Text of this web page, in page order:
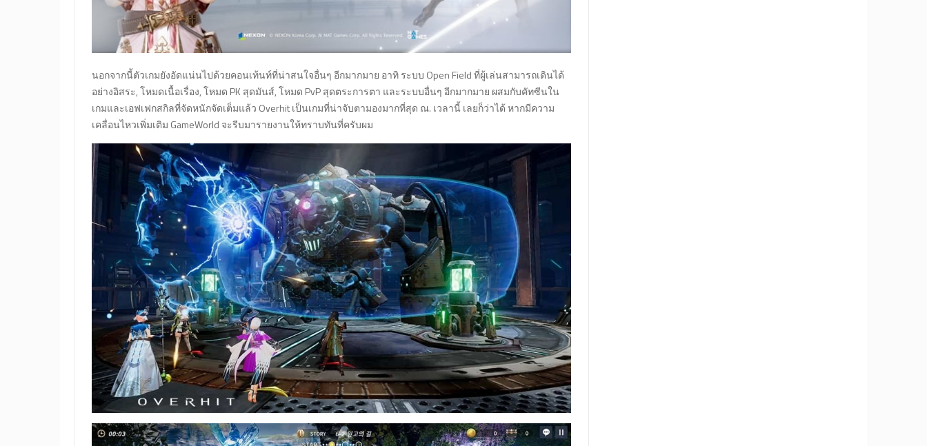
นอกจากนี้ตัวเกมยังอัดแน่นไปด้วยคอนเท้นท์ที่น่าสนใจอื่นๆ อีกมากมาย อาทิ ระบบ Open Field ที่ผู้เล่นสามารถเดินได้
อย่างอิสระ, โหมดเนื้อเรื่อง, โหมด PK สุดมันส์, โหมด PvP สุดตระการตา และระบบอื่นๆ อีกมากมาย ผสมกับคัทซีนใน
เกมและเอฟเฟกสกิลที่จัดหนักจัดเต็มแล้ว Overhit เป็นเกมที่น่าจับตามองมากที่สุด ณ. เวลานี้ เลยก็ว่าได้ หากมีความ
เคลื่อนไหวเพิ่มเติม GameWorld จะรีบมารายงานให้ทราบทันที่ครับผม